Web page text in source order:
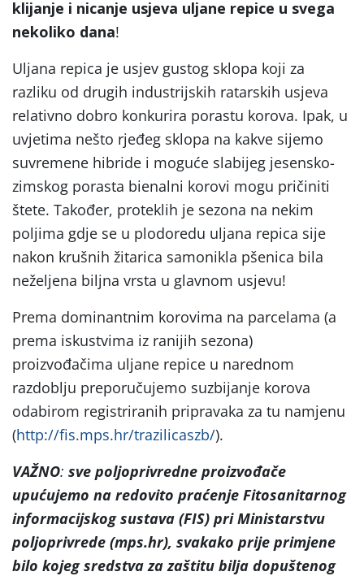
klijanje i nicanje usjeva uljane repice u svega
nekoliko dana!
Uljana repica je usjev gustog sklopa koji za
razliku od drugih industrijskih ratarskih usjeva
relativno dobro konkurira porastu korova. Ipak, u
uvjetima nešto rjeđeg sklopa na kakve sijemo
suvremene hibride i moguće slabijeg jesensko-
zimskog porasta bienalni korovi mogu pričiniti
štete. Također, proteklih je sezona na nekim
poljima gdje se u plodoredu uljana repica sije
nakon krušnih žitarica samonikla pšenica bila
neželjena biljna vrsta u glavnom usjevu!
Prema dominantnim korovima na parcelama (a
prema iskustvima iz ranijih sezona)
proizvođačima uljane repice u narednom
razdoblju preporučujemo suzbijanje korova
odabirom registriranih pripravaka za tu namjenu
(http://fis.mps.hr/trazilicaszb/).
VAŽNO: sve poljoprivredne proizvođače
upućujemo na redovito praćenje Fitosanitarnog
informacijskog sustava (FIS) pri Ministarstvu
poljoprivrede (mps.hr), svakako prije primjene
bilo kojeg sredstva za zaštitu bilja dopuštenog